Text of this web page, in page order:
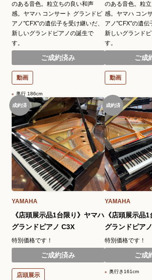
のある音色。粒立ちの良い和声
感。ヤマハ コンサート グランドピ
アノ"CFX"の遺伝子を受け継いだ、
新しいグランドピアノの誕生で
す。
ご成約済み
動画
奥行 186cm
のある音色。粒
感。ヤマハ コン
アノ"CFX"の遺伝
新しいグランド
す。
ご成
動画
成約済
YAMAHA
《店頭展示品1台限り》ヤマハ
グランドピアノ C3X
特別価格です！
ご成約済み
店頭展示
成約済
YAMAHA
《店頭展示品
グランドピア
特別価格です！
ご成
奥行き161cm